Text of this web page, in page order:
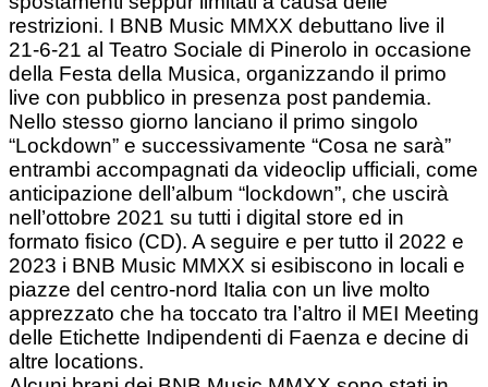
restrizioni. I BNB Music MMXX debuttano live il
21-6-21 al Teatro Sociale di Pinerolo in occasione
della Festa della Musica, organizzando il primo
live con pubblico in presenza post pandemia.
Nello stesso giorno lanciano il primo singolo
“Lockdown” e successivamente “Cosa ne sarà”
entrambi accompagnati da videoclip ufficiali, come
anticipazione dell’album “lockdown”, che uscirà
nell’ottobre 2021 su tutti i digital store ed in
formato fisico (CD). A seguire e per tutto il 2022 e
2023 i BNB Music MMXX si esibiscono in locali e
piazze del centro-nord Italia con un live molto
apprezzato che ha toccato tra l’altro il MEI Meeting
delle Etichette Indipendenti di Faenza e decine di
altre locations.